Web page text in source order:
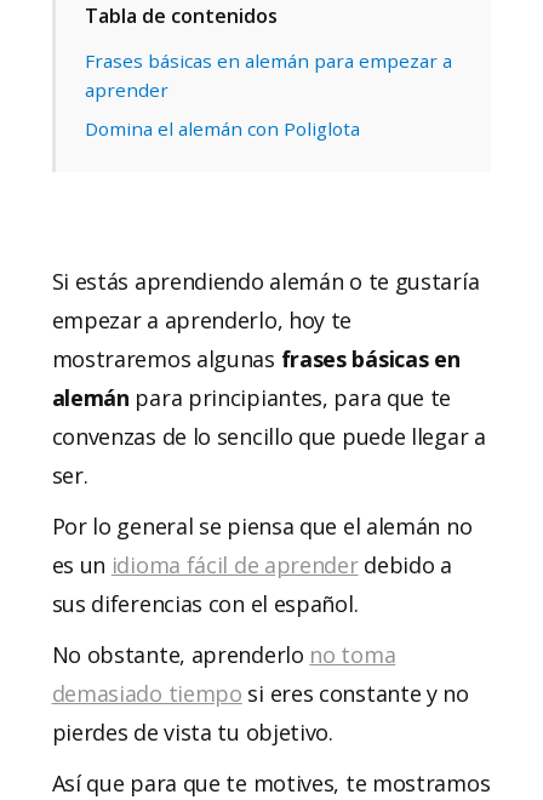
Tabla de contenidos
Frases básicas en alemán para empezar a
aprender
Domina el alemán con Poliglota
Si estás aprendiendo alemán o te gustaría
empezar a aprenderlo, hoy te
mostraremos algunas frases básicas en
alemán para principiantes, para que te
convenzas de lo sencillo que puede llegar a
ser.
Por lo general se piensa que el alemán no
es un idioma fácil de aprenderdebido a
sus diferencias con el español.
No obstante, aprenderlo no toma
demasiado tiempo si eres constante y no
pierdes de vista tu objetivo.
Así que para que te motives, te mostramos